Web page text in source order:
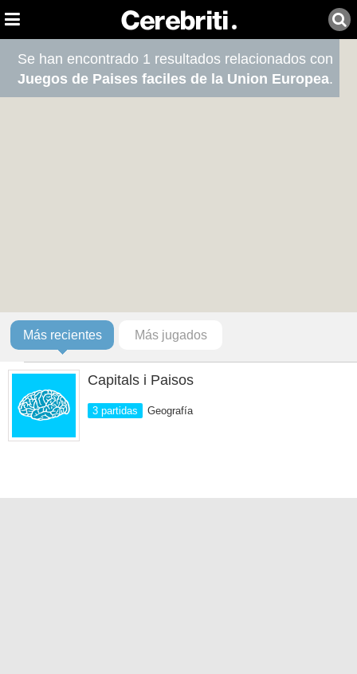
Se han encontrado 1 resultados relacionados con
Juegos de Paises faciles de la Union Europea.
Más recientes Más jugados
Capitals i Paisos
3 partidas Geografía